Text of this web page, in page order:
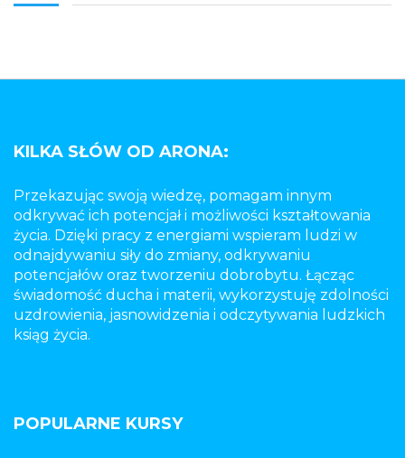
KILKA SŁÓW OD ARONA:
Przekazując swoją wiedzę, pomagam innym
odkrywać ich potencjał i możliwości kształtowania
życia. Dzięki pracy z energiami wspieram ludzi w
odnajdywaniu siły do zmiany, odkrywaniu
potencjałów oraz tworzeniu dobrobytu. Łącząc
świadomość ducha i materii, wykorzystuję zdolności
uzdrowienia, jasnowidzenia i odczytywania ludzkich
ksiąg życia.
POPULARNE KURSY